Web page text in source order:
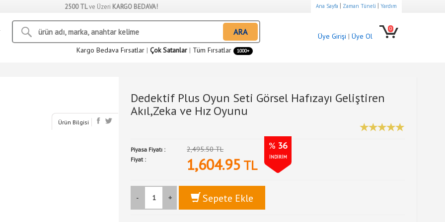
2500 TLve Üzeri KARGO BEDAVA! Ana Sayfa | Zaman Tüneli | Yardım
ARA
Kargo Bedava Fırsatlar | Çok Satanlar | Tüm Fırsatlar 1000+
Üye Girişi | Üye Ol
0
Ürün Bilgisi
Dedektif Plus Oyun Seti Görsel Hafızayı Geliştiren
Akıl,Zeka ve Hız Oyunu
Piyasa Fiyatı : 2,495.50 TL % 36
İNDİRİM
Fiyat : 1,604.95 TL
- + Sepete Ekle